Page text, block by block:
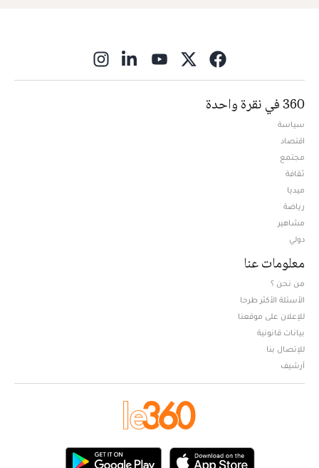
360 في نقرة واحدة
سياسة
اقتصاد
مجتمع
ثقافة
ميديا
رياضة
مشاهير
دولي
معلومات عنا
من نحن ؟
الأسئلة الأكثر طرحا
للإعلان على موقعنا
بيانات قانونية
للإتصال بنا
أرشيف